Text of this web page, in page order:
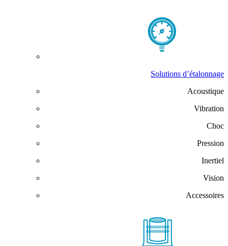
Solutions d’étalonnage
Acoustique
Vibration
Choc
Pression
Inertiel
Vision
Accessoires